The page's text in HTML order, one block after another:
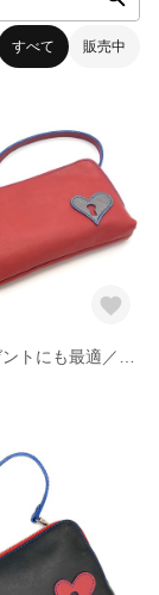
すべて 販売中